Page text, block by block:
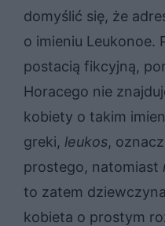
domyślić się, że
o imieniu Leukonoe.
postacią fikcyjną,
Horacego nie
kobiety o takim
greki, leukos,
prostego, natomiast
to zatem
kobieta o prostym